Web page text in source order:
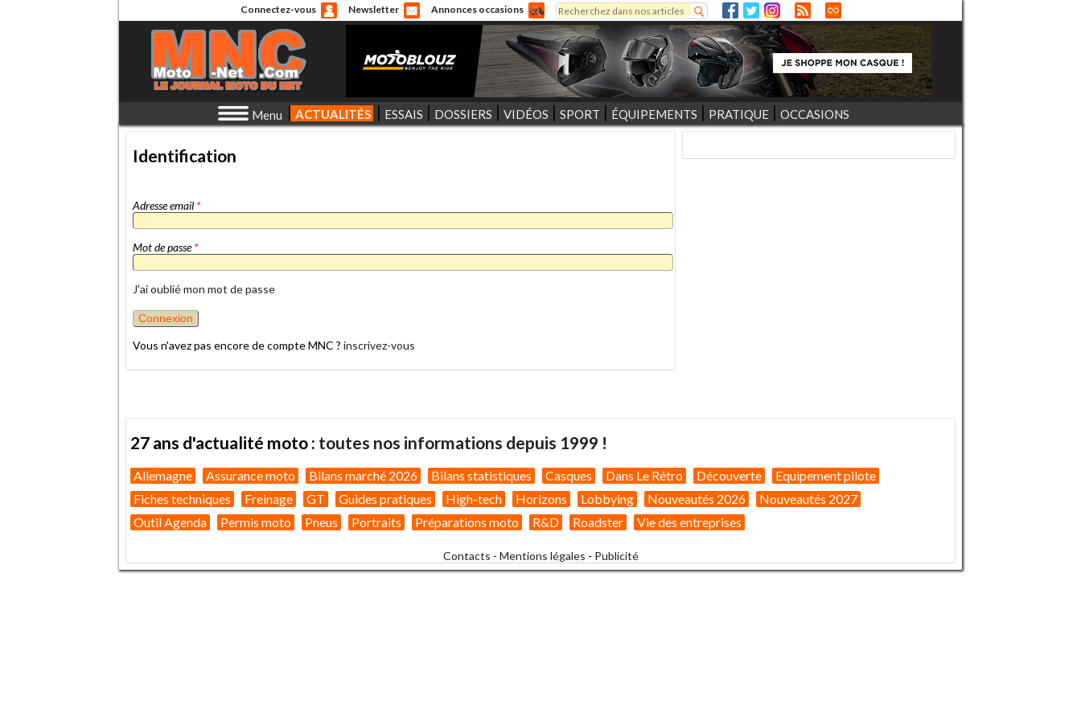
Connectez-vous Newsletter Annonces occasions
Formulaire de recherche
Rechercher
Menu ACTUALITÉS ESSAIS DOSSIERS VIDÉOS SPORT ÉQUIPEMENTS PRATIQUE OCCASIONS
Identification
Adresse email *
Mot de passe*
J'ai oublié mon mot de passe
Vous n'avez pas encore de compte MNC ? inscrivez-vous
27 ans d'actualité moto : toutes nos informations depuis 1999 !
Allemagne Assurance moto Bilans marché 2026 Bilans statistiques Casques Dans Le Rétro Découverte
Equipement pilote
Fiches techniques
Freinage GT Guides pratiques High-tech Horizons Lobbying Nouveautés 2026
Nouveautés 2027
Outil Agenda
Permis moto Pneus Portraits Préparations moto R&D Roadster Vie des entreprises
Contacts - Mentions légales - Publicité